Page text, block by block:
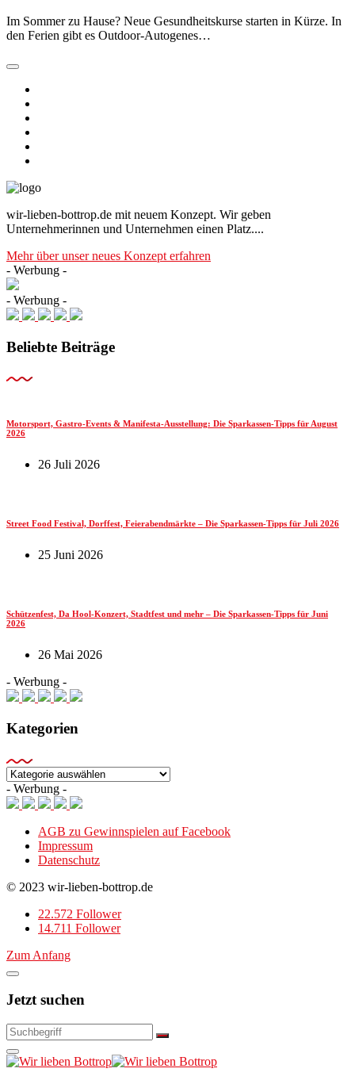
Im Sommer zu Hause? Neue Gesundheitskurse starten in Kürze. In
den Ferien gibt es Outdoor-Autogenes…
wir-lieben-bottrop.de mit neuem Konzept. Wir geben
Unternehmerinnen und Unternehmen einen Platz....
Mehr über unser neues Konzept erfahren
- Werbung -
- Werbung -
Beliebte Beiträge
Motorsport, Gastro-Events & Manifesta-Ausstellung: Die Sparkassen-Tipps für August
2026
26 Juli 2026
Street Food Festival, Dorffest, Feierabendmärkte – Die Sparkassen-Tipps für Juli 2026
25 Juni 2026
Schützenfest, Da Hool-Konzert, Stadtfest und mehr – Die Sparkassen-Tipps für Juni
2026
26 Mai 2026
- Werbung -
Kategorien
Kategorien
- Werbung -
AGB zu Gewinnspielen auf Facebook
Impressum
Datenschutz
© 2023 wir-lieben-bottrop.de
22.572 Follower
14.711 Follower
Zum Anfang
Jetzt suchen